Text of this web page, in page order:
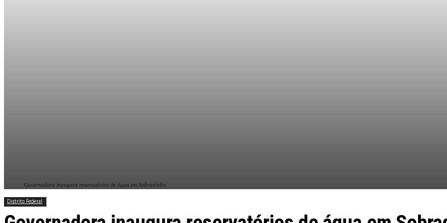
Governadora inaugura reservatórios de água em Sobradinho
Distrito Federal